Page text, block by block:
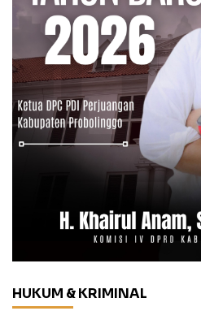
HUKUM & KRIMINAL